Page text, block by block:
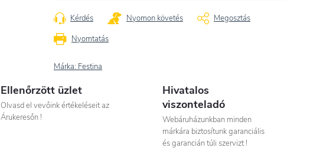
Nyomtatás
Kérdés Nyomon követés Megosztás
Márka: Festina
Ellenőrzött üzlet
Olvasd el vevőink értékeléseit az
Árukeresőn !
Hivatalos
viszonteladó
Webáruházunkban minden
márkára biztosítunk garanciális
és garancián túli szervizt !